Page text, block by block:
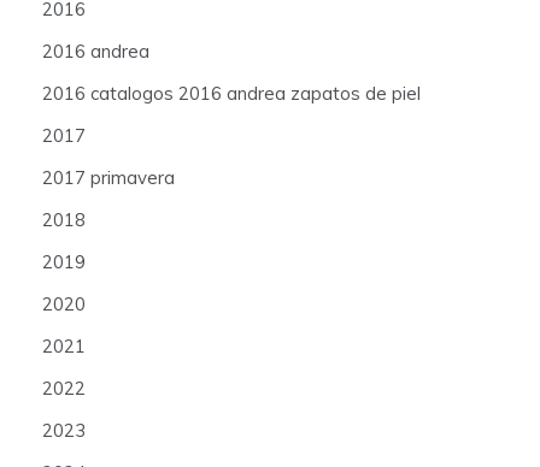
2016
2016 andrea
2016 catalogos 2016 andrea zapatos de piel
2017
2017 primavera
2018
2019
2020
2021
2022
2023